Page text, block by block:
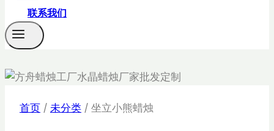
联系我们
首页 / 未分类 / 坐立小熊蜡烛